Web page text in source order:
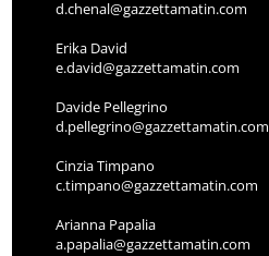
d.chenal@gazzettamatin.com
Erika David
e.david@gazzettamatin.com
Davide Pellegrino
d.pellegrino@gazzettamatin.com
Cinzia Timpano
c.timpano@gazzettamatin.com
Arianna Papalia
a.papalia@gazzettamatin.com